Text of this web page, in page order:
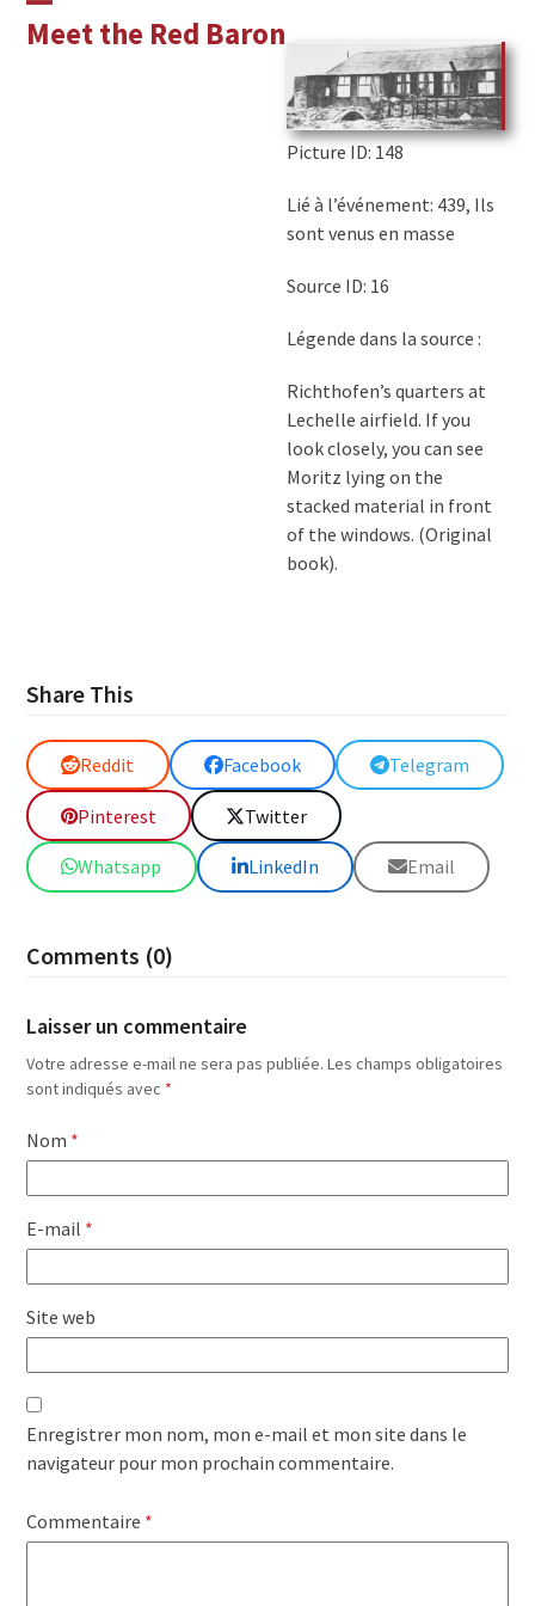
Meet the Red Baron
Open
Close
Picture ID: 148
Lié à l’événement: 439, Ils
sont venus en masse
Source ID: 16
Légende dans la source :
Richthofen’s quarters at
Lechelle airfield. If you
look closely, you can see
Moritz lying on the
stacked material in front
of the windows. (Original
book).
Share This
Reddit Facebook Telegram
Pinterest Twitter
Whatsapp LinkedIn Email
Comments (0)
Laisser un commentaire
Votre adresse e-mail ne sera pas publiée. Les champs obligatoires
sont indiqués avec *
Nom *
E-mail *
Site web
Enregistrer mon nom, mon e-mail et mon site dans le
navigateur pour mon prochain commentaire.
Commentaire *